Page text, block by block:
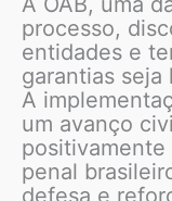
processo,
entidades e
garantias seja
A
um avanço
positivamente
penal